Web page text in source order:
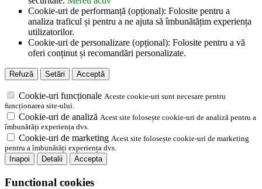
Cookie-uri de performanță (opțional): Folosite pentru a
analiza traficul și pentru a ne ajuta să îmbunătățim experiența
utilizatorilor.
Cookie-uri de personalizare (opțional): Folosite pentru a vă
oferi conținut și recomandări personalizate.
Refuză Setări Acceptă
Cookie-uri funcționale Aceste cookie-uri sunt necesare pentru
funcționarea site-ului.
Cookie-uri de analiză Acest site folosește cookie-uri de analiză pentru a
îmbunătăți experiența dvs.
Cookie-uri de marketing Acest site folosește cookie-uri de marketing
pentru a îmbunătăți experiența dvs.
Inapoi
Detalii Accepta
Functional cookies